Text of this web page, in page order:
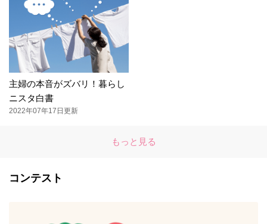
主婦の本音がズバリ！暮らし
ニスタ白書
2022年07年17日更新
もっと見る
コンテスト